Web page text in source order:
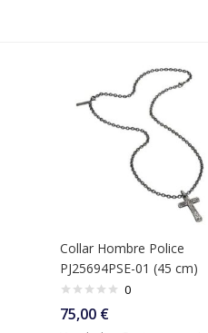
Collar Hombre Police
PJ25694PSE-01 (45 cm)
0
75,00 €